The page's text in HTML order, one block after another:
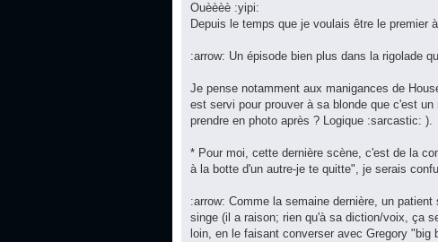
Ouèèèè :yipi:
Depuis le temps que je voulais être le premier
:arrow: Un épisode bien plus dans la rigolade
Je pense notamment aux manigances de
est servi pour prouver à sa blonde que c'est
prendre en photo après ? Logique :sarcastic: ).
* Pour moi, cette dernière scène, c'est de la
à la botte d'un autre-je te quitte", je serais
:arrow: Comme la semaine dernière, un
singe (il a raison; rien qu'à sa diction/voix, ça
loin, en le faisant converser avec Gregory